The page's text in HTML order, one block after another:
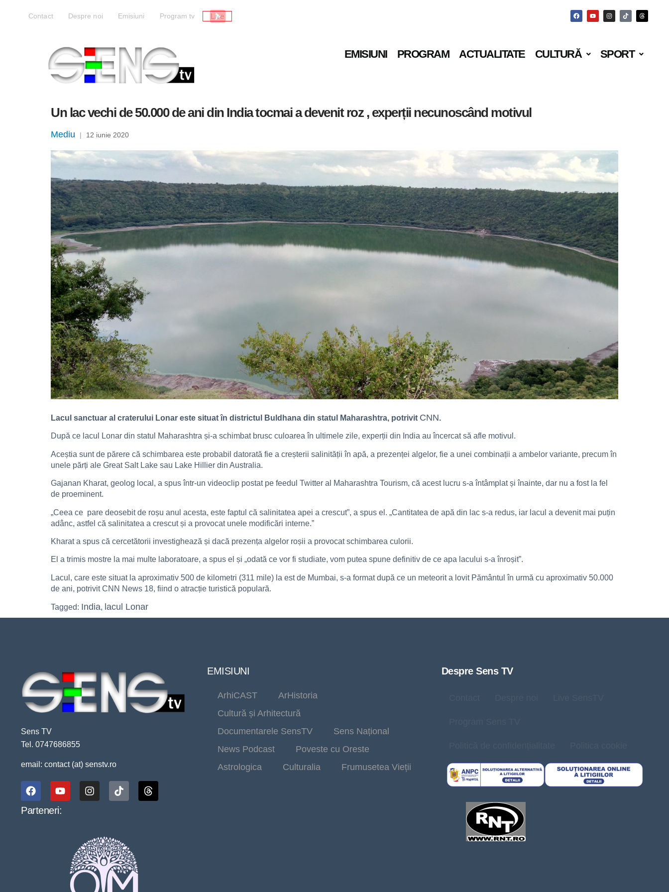
Contact Despre noi Emisiuni Program tv Live
EMISIUNI PROGRAM ACTUALITATE CULTURĂ SPORT
Un lac vechi de 50.000 de ani din India tocmai a devenit roz , experții necunoscând motivul
Mediu | 12 iunie 2020
Lacul sanctuar al craterului Lonar este situat în districtul Buldhana din statul Maharashtra, potrivit CNN.
După ce lacul Lonar din statul Maharashtra și-a schimbat brusc culoarea în ultimele zile, experții din India au încercat să afle motivul.
Aceștia sunt de părere că schimbarea este probabil datorată fie a creșterii salinității în apă, a prezenței algelor, fie a unei combinații a ambelor variante, precum în
unele părți ale Great Salt Lake sau Lake Hillier din Australia.
Gajanan Kharat, geolog local, a spus într-un videoclip postat pe feedul Twitter al Maharashtra Tourism, că acest lucru s-a întâmplat și înainte, dar nu a fost la fel
de proeminent.
„Ceea ce pare deosebit de roșu anul acesta, este faptul că salinitatea apei a crescut”, a spus el. „Cantitatea de apă din lac s-a redus, iar lacul a devenit mai puțin
adânc, astfel că salinitatea a crescut și a provocat unele modificări interne.”
Kharat a spus că cercetătorii investighează și dacă prezența algelor roșii a provocat schimbarea culorii.
El a trimis mostre la mai multe laboratoare, a spus el și „odată ce vor fi studiate, vom putea spune definitiv de ce apa lacului s-a înroșit”.
Lacul, care este situat la aproximativ 500 de kilometri (311 mile) la est de Mumbai, s-a format după ce un meteorit a lovit Pământul în urmă cu aproximativ 50.000
de ani, potrivit CNN News 18, fiind o atracție turistică populară.
Tagged: India, lacul Lonar
Sens TV
Tel. 0747686855
email: contact (at) senstv.ro
Parteneri:
EMISIUNI
ArhiCAST
ArHistoria
Cultură și Arhitectură
Documentarele SensTV
Sens Național
News Podcast
Poveste cu Oreste
Astrologica
Culturalia Frumusetea Vieții
Despre Sens TV